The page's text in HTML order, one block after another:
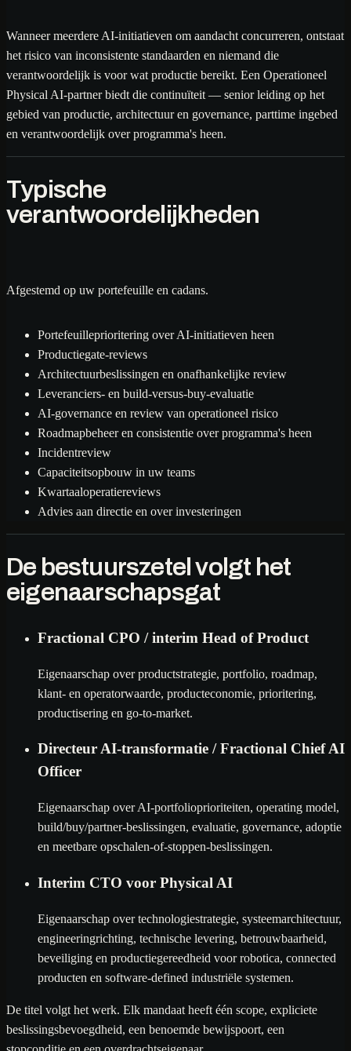
Wanneer meerdere AI-initiatieven om aandacht concurreren, ontstaat
het risico van inconsistente standaarden en niemand die
verantwoordelijk is voor wat productie bereikt. Een Operationeel
Physical AI-partner biedt die continuïteit — senior leiding op het
gebied van productie, architectuur en governance, parttime ingebed
en verantwoordelijk over programma's heen.
Typische
verantwoordelijkheden
Afgestemd op uw portefeuille en cadans.
Portefeuilleprioritering over AI-initiatieven heen
Productiegate-reviews
Architectuurbeslissingen en onafhankelijke review
Leveranciers- en build-versus-buy-evaluatie
AI-governance en review van operationeel risico
Roadmapbeheer en consistentie over programma's heen
Incidentreview
Capaciteitsopbouw in uw teams
Kwartaaloperatiereviews
Advies aan directie en over investeringen
De bestuurszetel volgt het
eigenaarschapsgat
Fractional CPO / interim Head of Product
Eigenaarschap over productstrategie, portfolio, roadmap,
klant- en operatorwaarde, producteconomie, prioritering,
productisering en go-to-market.
Directeur AI-transformatie / Fractional Chief AI
Officer
Eigenaarschap over AI-portfolioprioriteiten, operating model,
build/buy/partner-beslissingen, evaluatie, governance, adoptie
en meetbare opschalen-of-stoppen-beslissingen.
Interim CTO voor Physical AI
Eigenaarschap over technologiestrategie, systeemarchitectuur,
engineeringrichting, technische levering, betrouwbaarheid,
beveiliging en productiegereedheid voor robotica, connected
producten en software-defined industriële systemen.
De titel volgt het werk. Elk mandaat heeft één scope, expliciete
beslissingsbevoegdheid, een benoemde bewijspoort, een